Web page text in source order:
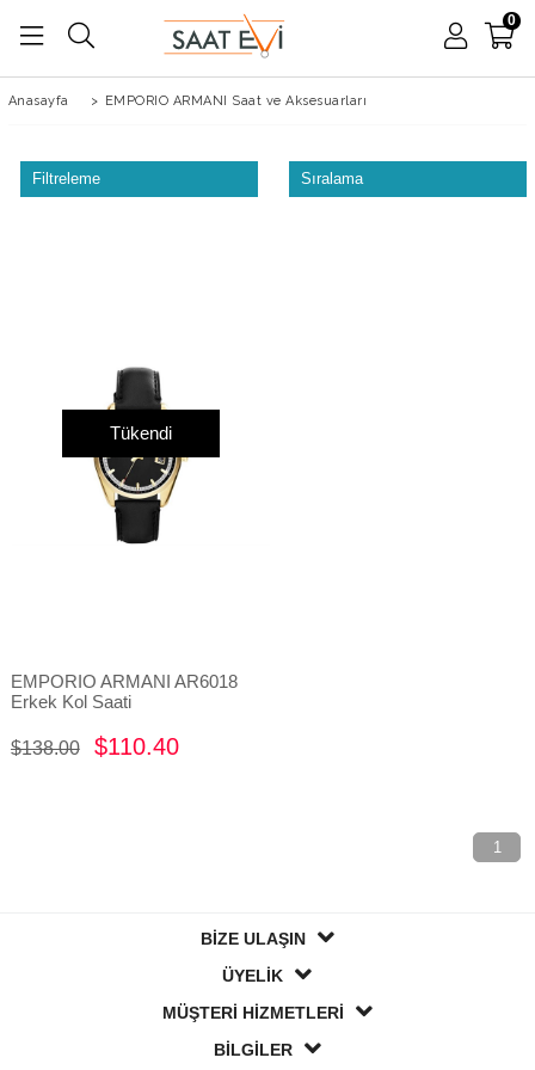
0
Anasayfa > EMPORIO ARMANI Saat ve Aksesuarları
Filtreleme Sıralama
Tükendi
EMPORIO ARMANI AR6018
Erkek Kol Saati
$110.40
$138.00
1
BİZE ULAŞIN
ÜYELİK
MÜŞTERİ HİZMETLERİ
BİLGİLER